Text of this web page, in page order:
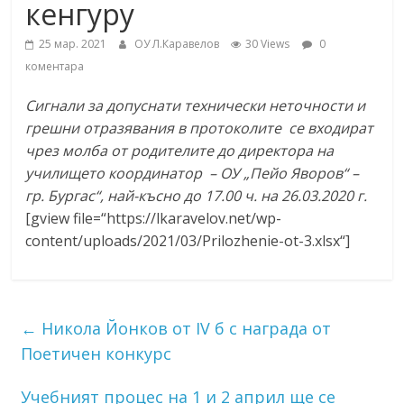
кенгуру
25 мар. 2021 ОУ Л.Каравелов 30 Views
0
коментара
Сигнали за допуснати технически неточности и
грешни отразявания в протоколите се входират
чрез молба от родителите до директора на
училището координатор – ОУ „Пейо Яворов“ –
гр. Бургас“, най-късно до 17.00 ч. на 26.03.2020 г.
[gview file=“https://lkaravelov.net/wp-
content/uploads/2021/03/Prilozhenie-ot-3.xlsx“]
← Никола Йонков от IV б с награда от
Поетичен конкурс
Учебният процес на 1 и 2 април ще се